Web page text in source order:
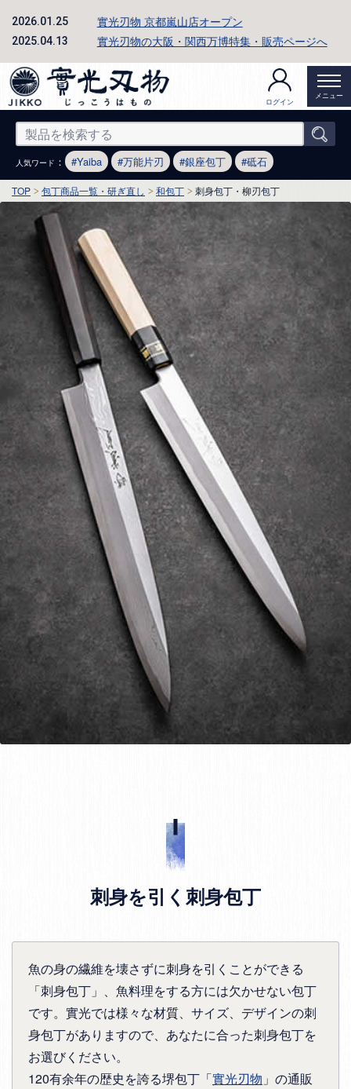
2026.01.25 實光刃物 京都嵐山店オープン
2025.04.13 實光刃物の大阪・関西万博特集・販売ページへ
ログイン
メニュー
人気ワード ： Yaiba 万能片刃 銀座包丁 砥石
TOP 包丁商品一覧・研ぎ直し 和包丁 刺身包丁・柳刃包丁
刺身を引く刺身包丁
魚の身の繊維を壊さずに刺身を引くことができる
「刺身包丁」、魚料理をする方には欠かせない包丁
です。實光では様々な材質、サイズ、デザインの刺
身包丁がありますので、あなたに合った刺身包丁を
お選びください。
120有余年の歴史を誇る堺包丁「實光刃物 」の通販